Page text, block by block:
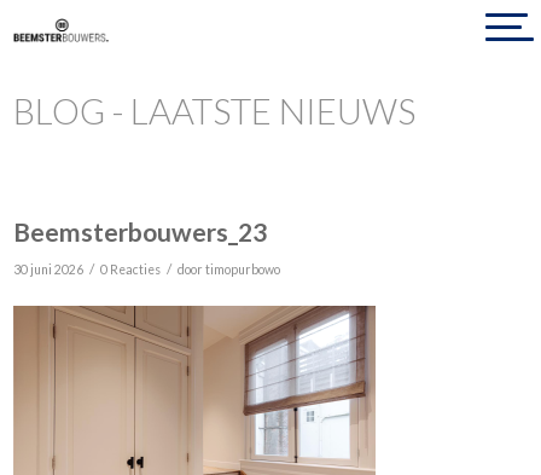
BLOG - LAATSTE NIEUWS
Beemsterbouwers_23
30 juni 2026 / 0 Reacties / doortimopurbowo